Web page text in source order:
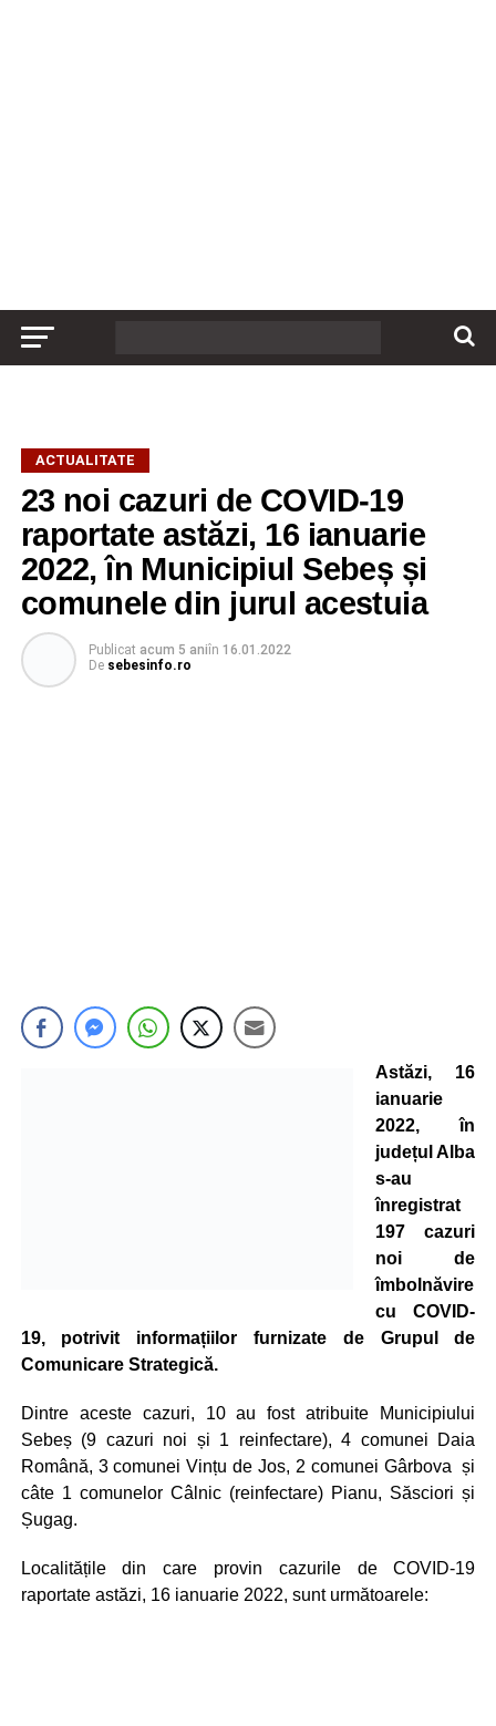
ACTUALITATE
23 noi cazuri de COVID-19
raportate astăzi, 16 ianuarie
2022, în Municipiul Sebeș și
comunele din jurul acestuia
Publicat acum 5 aniîn 16.01.2022
De sebesinfo.ro
Astăzi, 16
ianuarie
2022, în
județul Alba
s-au
înregistrat
197 cazuri
noi de
îmbolnăvire
cu COVID-
19, potrivit informațiilor furnizate de Grupul de
Comunicare Strategică.
Dintre aceste cazuri, 10 au fost atribuite Municipiului
Sebeș (9 cazuri noi și 1 reinfectare), 4 comunei Daia
Română, 3 comunei Vințu de Jos, 2 comunei Gârbova și
câte 1 comunelor Câlnic (reinfectare) Pianu, Săsciori și
Șugag.
Localitățile din care provin cazurile de COVID-19
raportate astăzi, 16 ianuarie 2022, sunt următoarele: